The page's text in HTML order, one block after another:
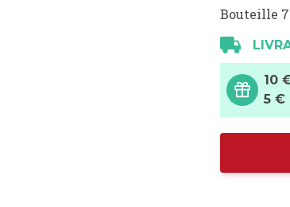
Bouteille
10
5 €